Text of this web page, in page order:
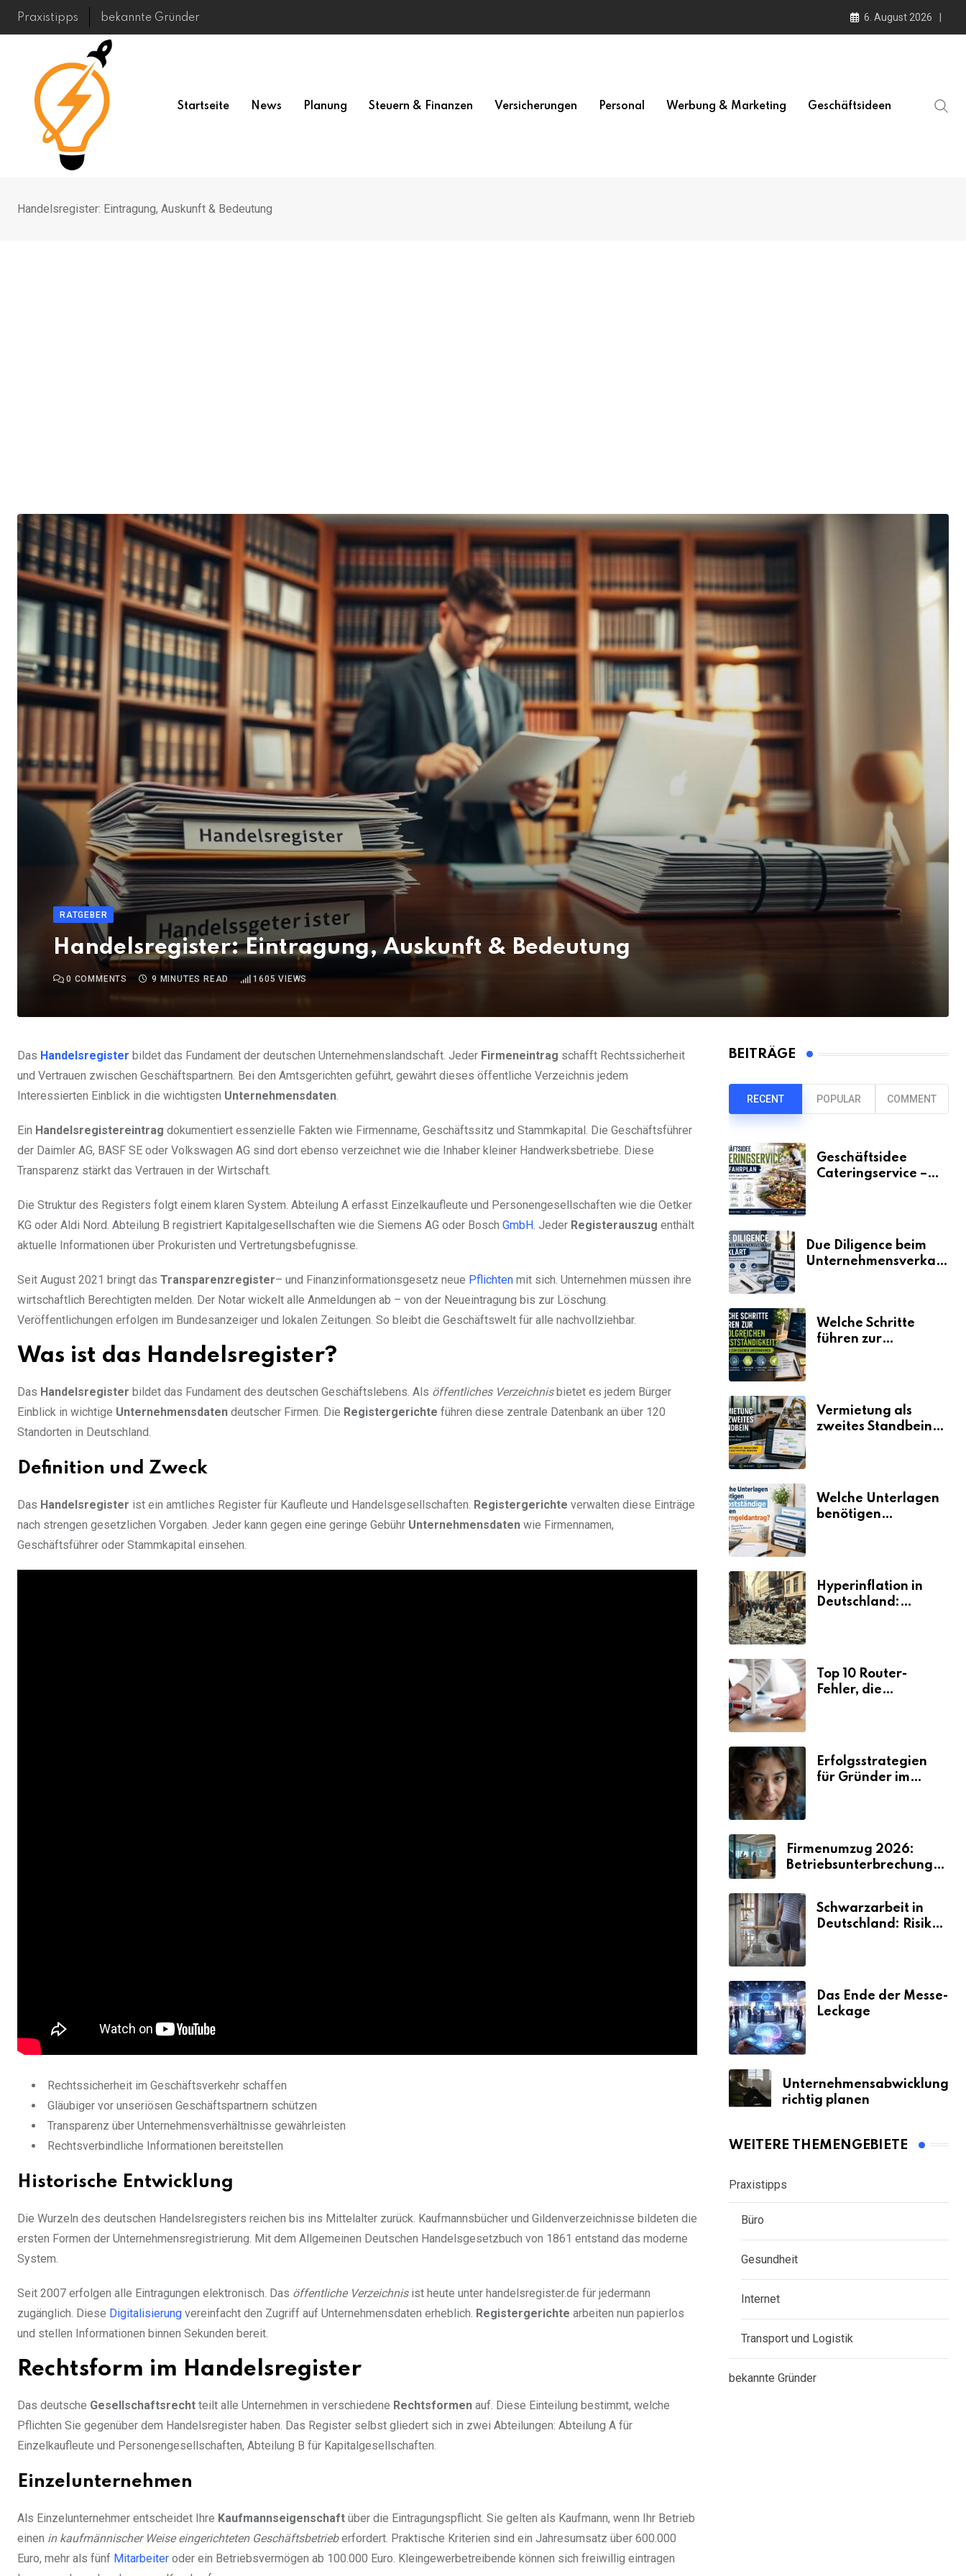
Skip
Praxistipps bekannte Gründer 6. August 2026
Startseite News Planung Steuern & Finanzen Versicherungen Personal Werbung & Marketing Geschäftsideen
Handelsregister: Eintragung, Auskunft & Bedeutung
RATGEBER
Handelsregister: Eintragung, Auskunft & Bedeutung
0 COMMENTS 9 MINUTES READ 1605 VIEWS
Das Handelsregister bildet das Fundament der deutschen Unternehmenslandschaft. Jeder Firmeneintrag schafft Rechtssicherheit
und Vertrauen zwischen Geschäftspartnern. Bei den Amtsgerichten geführt, gewährt dieses öffentliche Verzeichnis jedem
Interessierten Einblick in die wichtigsten Unternehmensdaten.
Ein Handelsregistereintrag dokumentiert essenzielle Fakten wie Firmenname, Geschäftssitz und Stammkapital. Die Geschäftsführer
der Daimler AG, BASF SE oder Volkswagen AG sind dort ebenso verzeichnet wie die Inhaber kleiner Handwerksbetriebe. Diese
Transparenz stärkt das Vertrauen in der Wirtschaft.
Die Struktur des Registers folgt einem klaren System. Abteilung A erfasst Einzelkaufleute und Personengesellschaften wie die Oetker
KG oder Aldi Nord. Abteilung B registriert Kapitalgesellschaften wie die Siemens AG oder Bosch GmbH. Jeder Registerauszug enthält
aktuelle Informationen über Prokuristen und Vertretungsbefugnisse.
Seit August 2021 bringt das Transparenzregister– und Finanzinformationsgesetz neue Pflichten mit sich. Unternehmen müssen ihre
wirtschaftlich Berechtigten melden. Der Notar wickelt alle Anmeldungen ab – von der Neueintragung bis zur Löschung.
Veröffentlichungen erfolgen im Bundesanzeiger und lokalen Zeitungen. So bleibt die Geschäftswelt für alle nachvollziehbar.
Was ist das Handelsregister?
Das Handelsregister bildet das Fundament des deutschen Geschäftslebens. Als öffentliches Verzeichnisbietet es jedem Bürger
Einblick in wichtige Unternehmensdaten deutscher Firmen. Die Registergerichte führen diese zentrale Datenbank an über 120
Standorten in Deutschland.
Definition und Zweck
Das Handelsregister ist ein amtliches Register für Kaufleute und Handelsgesellschaften. Registergerichte verwalten diese Einträge
nach strengen gesetzlichen Vorgaben. Jeder kann gegen eine geringe Gebühr Unternehmensdaten wie Firmennamen,
Geschäftsführer oder Stammkapital einsehen.
Rechtssicherheit im Geschäftsverkehr schaffen
Gläubiger vor unseriösen Geschäftspartnern schützen
Transparenz über Unternehmensverhältnisse gewährleisten
Rechtsverbindliche Informationen bereitstellen
Historische Entwicklung
Die Wurzeln des deutschen Handelsregisters reichen bis ins Mittelalter zurück. Kaufmannsbücher und Gildenverzeichnisse bildeten die
ersten Formen der Unternehmensregistrierung. Mit dem Allgemeinen Deutschen Handelsgesetzbuch von 1861 entstand das moderne
System.
Seit 2007 erfolgen alle Eintragungen elektronisch. Das öffentliche Verzeichnisist heute unter handelsregister.de für jedermann
zugänglich. Diese Digitalisierung vereinfacht den Zugriff auf Unternehmensdaten erheblich. Registergerichte arbeiten nun papierlos
und stellen Informationen binnen Sekunden bereit.
Rechtsform im Handelsregister
Das deutsche Gesellschaftsrecht teilt alle Unternehmen in verschiedene Rechtsformen auf. Diese Einteilung bestimmt, welche
Pflichten Sie gegenüber dem Handelsregister haben. Das Register selbst gliedert sich in zwei Abteilungen: Abteilung A für
Einzelkaufleute und Personengesellschaften, Abteilung B für Kapitalgesellschaften.
Einzelunternehmen
Als Einzelunternehmer entscheidet Ihre Kaufmannseigenschaft über die Eintragungspflicht. Sie gelten als Kaufmann, wenn Ihr Betrieb
einen in kaufmännischer Weise eingerichteten Geschäftsbetrieberfordert. Praktische Kriterien sind ein Jahresumsatz über 600.000
Euro, mehr als fünf Mitarbeiter oder ein Betriebsvermögen ab 100.000 Euro. Kleingewerbetreibende können sich freiwillig eintragen
BEITRÄGE
RECENT POPULAR COMMENT
Geschäftsidee
Cateringservice –
Due Diligence beim
Unternehmensverkauf
Welche Schritte
führen zur
Vermietung als
zweites Standbein:
Umsätze machen
Welche Unterlagen
benötigen
Hyperinflation in
Deutschland:
Top 10 Router-
Fehler, die
Erfolgsstrategien
für Gründer im
Firmenumzug 2026:
Betriebsunterbrechungen
Schwarzarbeit in
Deutschland: Risiken
Das Ende der Messe-
Leckage
Unternehmensabwicklung
richtig planen
WEITERE THEMENGEBIETE
Praxistipps
Büro
Gesundheit
Internet
Transport und Logistik
bekannte Gründer